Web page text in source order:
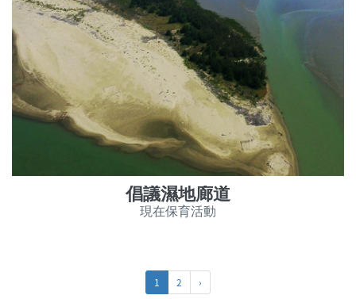
倡議濕地廊道
現在保育活動
1 2 ›